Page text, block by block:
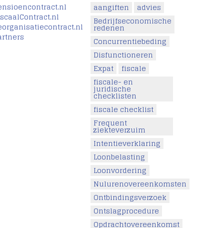
aangiften
advies
Bedrijfseconomische
redenen
Concurrentiebeding
Disfunctioneren
Expat
fiscale
fiscale- en
juridische
checklisten
fiscale checklist
Frequent
ziekteverzuim
Intentieverklaring
Loonbelasting
Loonvordering
Nulurenovereenkomsten
Ontbindingsverzoek
Ontslagprocedure
Opdrachtovereenkomst